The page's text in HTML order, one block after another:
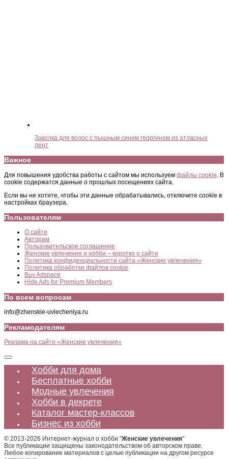
Заколка для волос с пышным синим георгином из атласных
лент
Важное
Для повышения удобства работы с сайтом мы используем файлы cookie . В
cookie содержатся данные о прошлых посещениях сайта.
Если вы не хотите, чтобы эти данные обрабатывались, отключите cookie в
настройках браузера.
Пользователям
О сайте
Авторам
Пользовательское соглашение
Женские увлечения и хобби – коротко о сайте
Политика конфиденциальности сайта «Женские увлечения»
Политика обработки файлов cookie
Buy Adspace
Hide Ads for Premium Members
По всем вопросам
info@zhenskie-uvlecheniya.ru
Рекламодателям
Реклама на сайте «Женские увлечения»
Хобби для дома
Бесплатные хобби
Модные увлечения
Хобби в декрете
Каталог мастер-классов
Бизнес из хобби
© 2013-2026 Интернет-журнал о хобби "Женские увлечения"
Все публикации защищены законодательством об авторском праве.
Любое копирование материалов с целью публикации на другом ресурсе